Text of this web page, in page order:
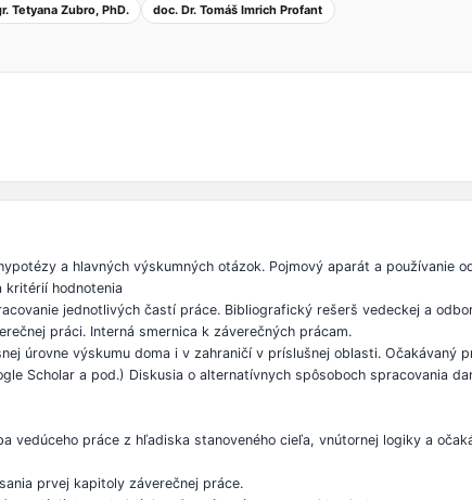
Tetyana Zubro, PhD. doc. Dr. Tomáš Imrich Profant
a hlavných výskumných otázok. Pojmový aparát a používanie
kritérií hodnotenia
jednotlivých častí práce. Bibliografický rešerš vedeckej a
práci. Interná smernica k záverečných prácam.
úrovne výskumu doma i v zahraničí v príslušnej oblasti. Očakávaný
Scholar a pod.) Diskusia o alternatívnych spôsoboch spracovania
vedúceho práce z hľadiska stanoveného cieľa, vnútornej logiky a
prvej kapitoly záverečnej práce.